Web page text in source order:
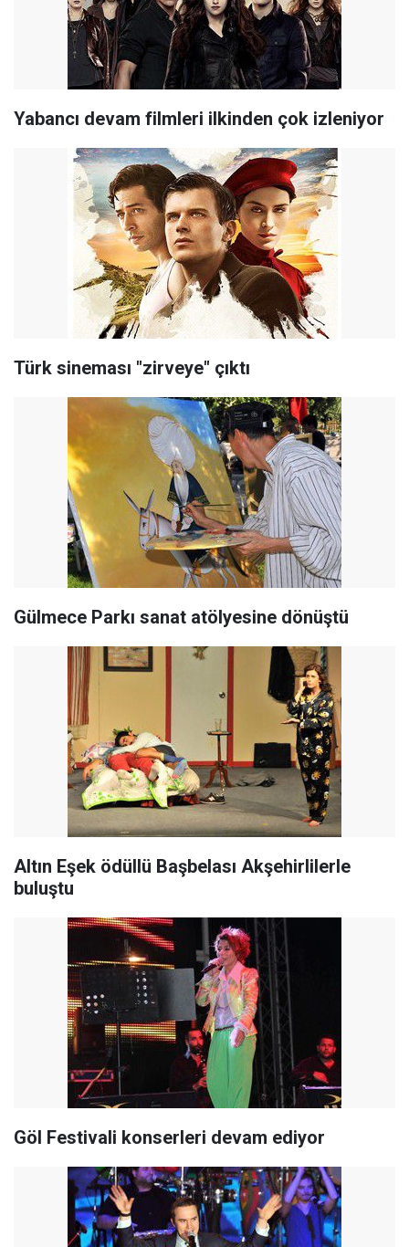
Yabancı devam filmleri ilkinden çok izleniyor
Türk sineması "zirveye" çıktı
Gülmece Parkı sanat atölyesine dönüştü
Altın Eşek ödüllü Başbelası Akşehirlilerle
buluştu
Göl Festivali konserleri devam ediyor